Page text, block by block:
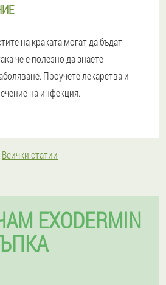
на краката могат да бъдат
че е полезно да знаете
Проучете лекарства и
на инфекция.
Всички статии
EXODERMIN